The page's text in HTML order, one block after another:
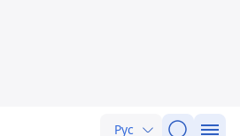
Рус